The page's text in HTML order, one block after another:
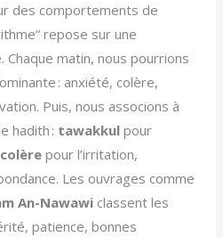
des comportements de
repose sur une
matin, nous pourrions
: anxiété, colère,
Puis, nous associons à
hadith : tawakkul pour
pour l’irritation,
Les ouvrages comme
An-Nawawi classent les
patience, bonnes